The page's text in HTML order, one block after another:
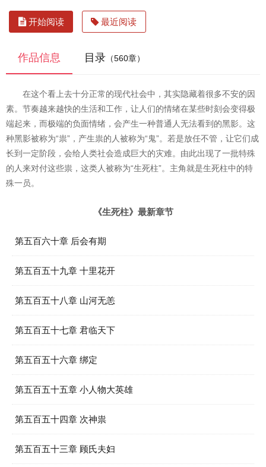
开始阅读 最近阅读
作品信息 目录 （560章）
在这个看上去十分正常的现代社会中，其实隐藏着很多不安的因
素。节奏越来越快的生活和工作，让人们的情绪在某些时刻会变得极
端起来，而极端的负面情绪，会产生一种普通人无法看到的黑影。这
种黑影被称为“祟”，产生祟的人被称为“鬼”。若是放任不管，让它们成
长到一定阶段，会给人类社会造成巨大的灾难。由此出现了一批特殊
的人来对付这些祟，这类人被称为“生死柱”。主角就是生死柱中的特
殊一员。
《生死柱》最新章节
第五百六十章 后会有期
第五百五十九章 十里花开
第五百五十八章 山河无恙
第五百五十七章 君临天下
第五百五十六章 绑定
第五百五十五章 小人物大英雄
第五百五十四章 次神祟
第五百五十三章 顾氏夫妇